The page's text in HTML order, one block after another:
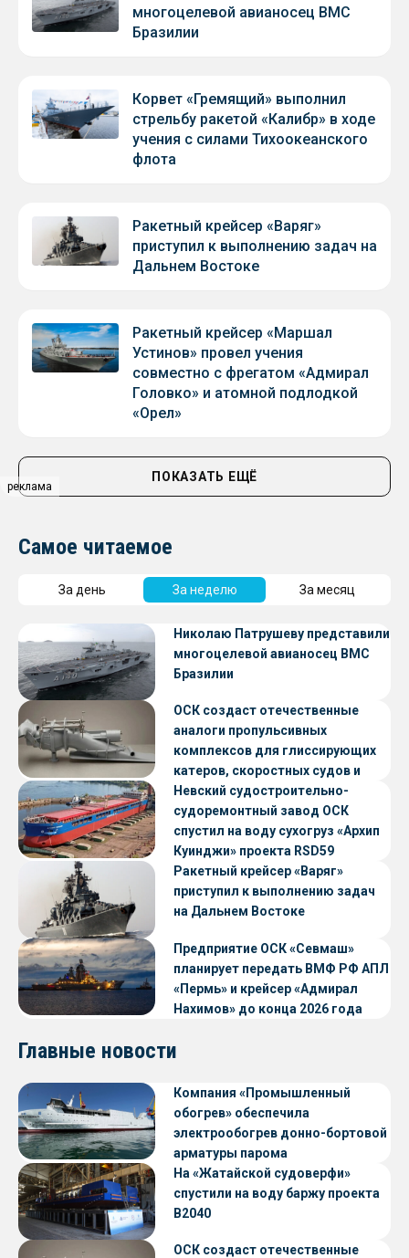
реклама
многоцелевой авианосец ВМС
Бразилии
Корвет «Гремящий» выполнил
стрельбу ракетой «Калибр» в ходе
учения с силами Тихоокеанского
флота
Ракетный крейсер «Варяг»
приступил к выполнению задач на
Дальнем Востоке
Ракетный крейсер «Маршал
Устинов» провел учения
совместно с фрегатом «Адмирал
Головко» и атомной подлодкой
«Орел»
ПОКАЗАТЬ ЕЩЁ
Самое читаемое
За день За неделю За месяц
Николаю Патрушеву представили
многоцелевой авианосец ВМС
Бразилии
ОСК создаст отечественные
аналоги пропульсивных
комплексов для глиссирующих
катеров, скоростных судов и
судов с малой осадкой
Невский судостроительно-
судоремонтный завод ОСК
спустил на воду сухогруз «Архип
Куинджи» проекта RSD59
Ракетный крейсер «Варяг»
приступил к выполнению задач
на Дальнем Востоке
Предприятие ОСК «Севмаш»
планирует передать ВМФ РФ АПЛ
«Пермь» и крейсер «Адмирал
Нахимов» до конца 2026 года
Главные новости
Компания «Промышленный
обогрев» обеспечила
электрообогрев донно-бортовой
арматуры парома
«Петропавловск» проекта CNF22
На «Жатайской судоверфи»
спустили на воду баржу проекта
В2040
ОСК создаст отечественные